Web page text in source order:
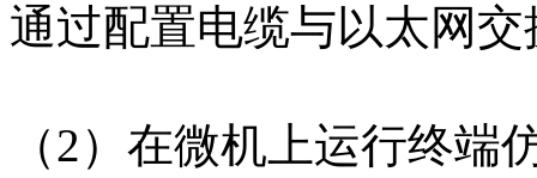
通过配置电缆与以太网
（2）在微机上运行终端